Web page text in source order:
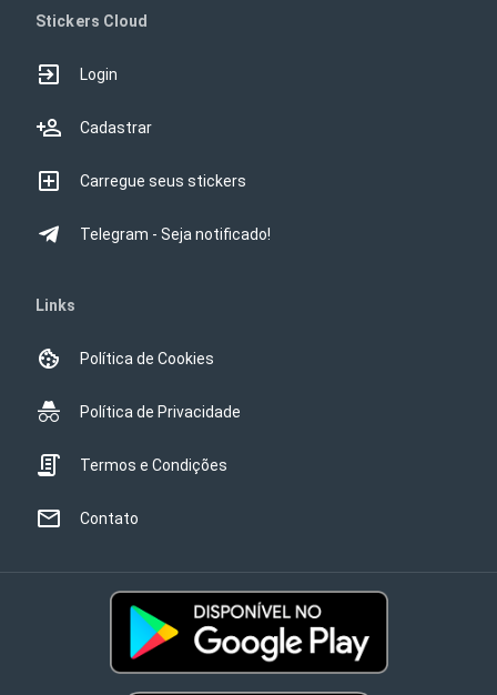
Stickers Cloud
Login
Cadastrar
Carregue seus stickers
Telegram - Seja notificado!
Links
Política de Cookies
Política de Privacidade
Termos e Condições
Contato